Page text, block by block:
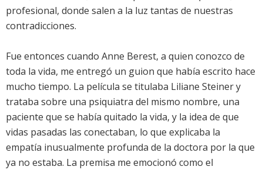
profesional, donde salen a la luz tantas de nuestras
contradicciones.
Fue entonces cuando Anne Berest, a quien conozco de
toda la vida, me entregó un guion que había escrito hace
mucho tiempo. La película se titulaba Liliane Steiner y
trataba sobre una psiquiatra del mismo nombre, una
paciente que se había quitado la vida, y la idea de que
vidas pasadas las conectaban, lo que explicaba la
empatía inusualmente profunda de la doctora por la que
ya no estaba. La premisa me emocionó como el